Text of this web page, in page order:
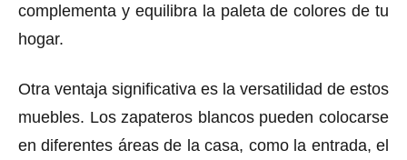
complementa y equilibra la paleta de colores de tu
hogar.
Otra ventaja significativa es la versatilidad de estos
muebles. Los zapateros blancos pueden colocarse
en diferentes áreas de la casa, como la entrada, el